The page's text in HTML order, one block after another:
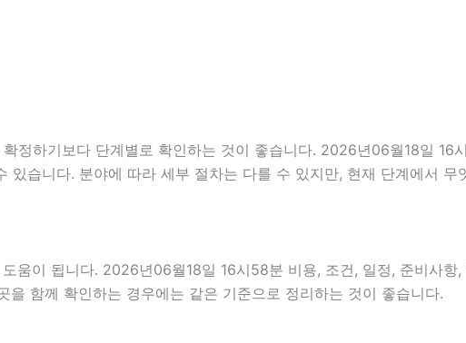
정하기보다 단계별로 확인하는 것이 좋습니다. 2026년06월18일 16
습니다. 분야에 따라 세부 절차는 다를 수 있지만, 현재 단계에서 무
움이 됩니다. 2026년06월18일 16시58분 비용, 조건, 일정, 준비사항
함께 확인하는 경우에는 같은 기준으로 정리하는 것이 좋습니다.